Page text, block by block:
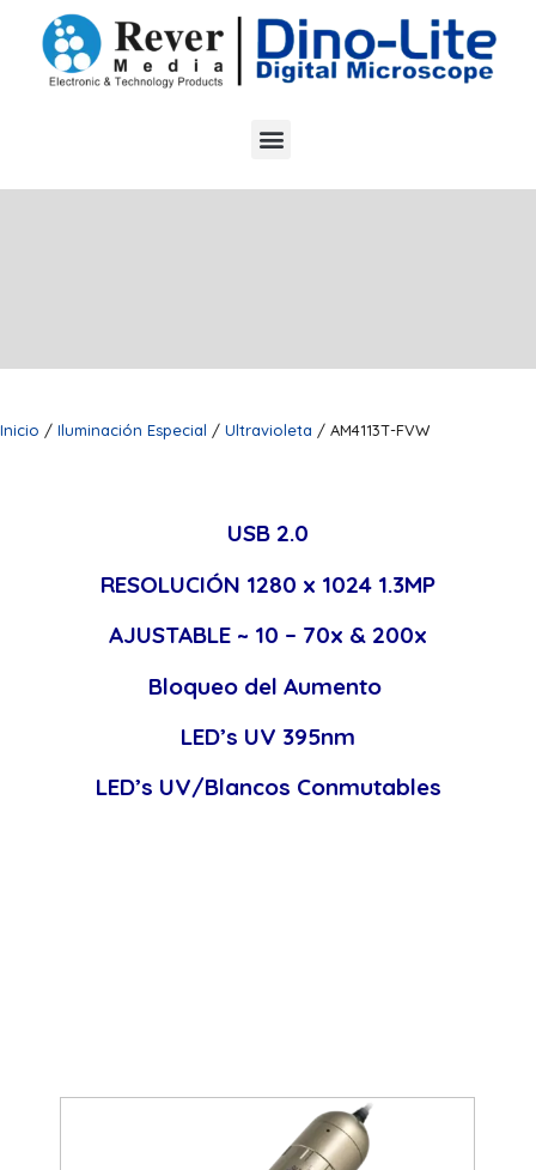
Inicio / Iluminación Especial / Ultravioleta / AM4113T-FVW
USB 2.0
RESOLUCIÓN 1280 x 1024 1.3MP
AJUSTABLE ~ 10 – 70x & 200x
Bloqueo del Aumento
LED’s UV 395nm
LED’s UV/Blancos Conmutables